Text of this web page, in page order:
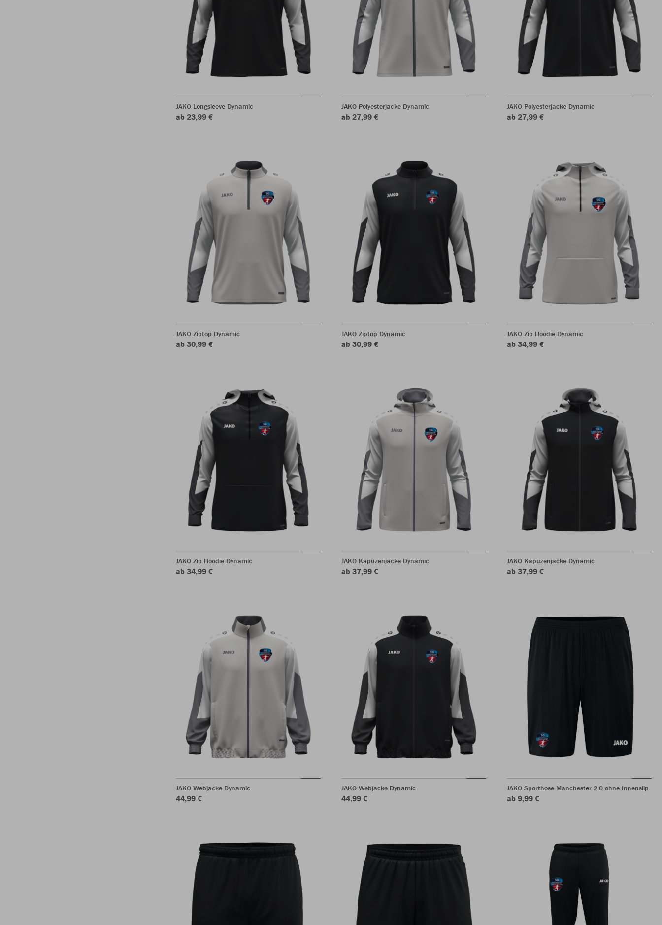
JAKO Longsleeve Dynamic
ab 23,99 €
JAKO Polyesterjacke Dynamic
ab 27,99 €
JAKO Polyesterjacke Dynamic
ab 27,99 €
JAKO Ziptop Dynamic
ab 30,99 €
JAKO Ziptop Dynamic
ab 30,99 €
JAKO Zip Hoodie Dynamic
ab 34,99 €
JAKO Zip Hoodie Dynamic
ab 34,99 €
JAKO Kapuzenjacke Dynamic
ab 37,99 €
JAKO Kapuzenjacke Dynamic
ab 37,99 €
JAKO Webjacke Dynamic
44,99 €
JAKO Webjacke Dynamic
44,99 €
JAKO Sporthose Manchester 2.0 ohne Innenslip
ab 9,99 €